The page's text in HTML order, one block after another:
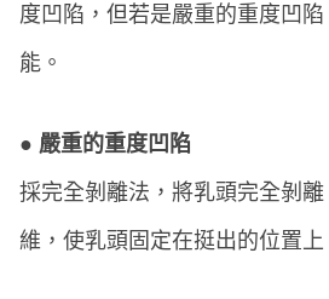
度凹陷，但若是嚴重的重度凹
能。
● 嚴重的重度凹陷
採完全剝離法，將乳頭完全剝
維，使乳頭固定在挺出的位置上